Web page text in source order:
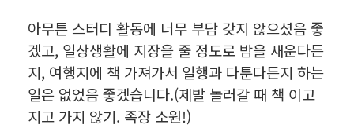
아무튼 스터디 활동에 너무 부담 갖지 않으셨음 좋
겠고, 일상생활에 지장을 줄 정도로 밤을 새운다든
지, 여행지에 책 가져가서 일행과 다툰다든지 하는
일은 없었음 좋겠습니다.(제발 놀러갈 때 책 이고
지고 가지 않기. 족장 소원!)